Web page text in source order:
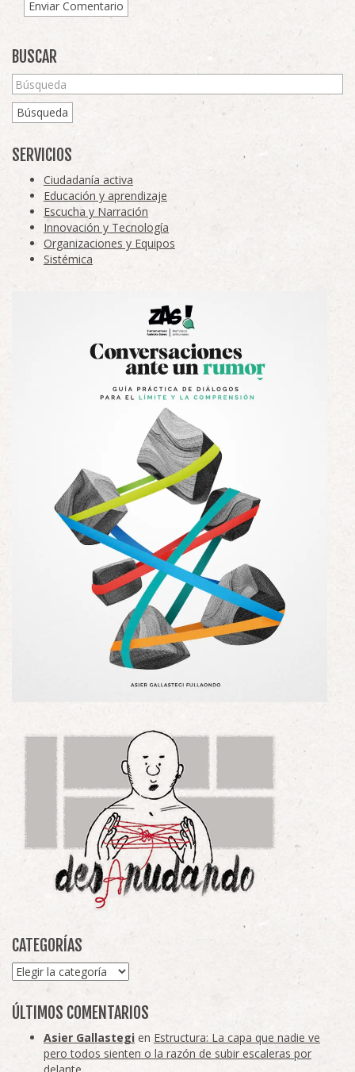
BUSCAR
Búsqueda
SERVICIOS
Ciudadanía activa
Educación y aprendizaje
Escucha y Narración
Innovación y Tecnología
Organizaciones y Equipos
Sistémica
CATEGORÍAS
Categorías
ÚLTIMOS COMENTARIOS
Asier Gallastegi en Estructura: La capa que nadie ve
pero todos sienten o la razón de subir escaleras por
delante